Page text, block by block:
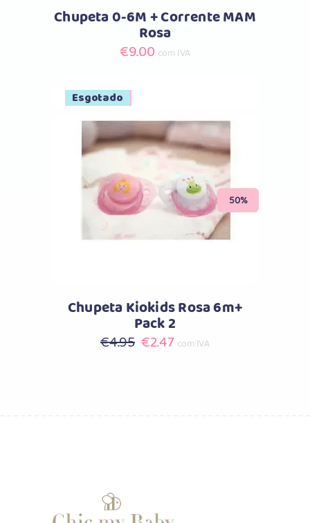
Chupeta 0-6M + Corrente MAM
Rosa
€9.00 com IVA
Promoção
Esgotado
50%
Comprar
Chupeta Kiokids Rosa 6m+
Pack 2
€4.95 O
€2.47Ocom IVA